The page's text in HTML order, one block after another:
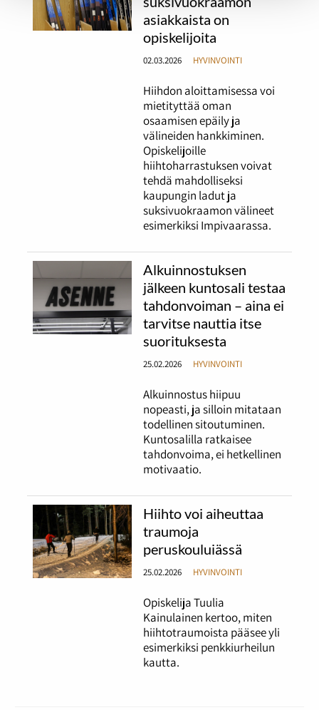
asiakkaista on
opiskelijoita
02.03.2026 HYVINVOINTI
Hiihdon aloittamisessa voi
mietityttää oman
osaamisen epäily ja
välineiden hankkiminen.
Opiskelijoille
hiihtoharrastuksen voivat
tehdä mahdolliseksi
kaupungin ladut ja
suksivuokraamon välineet
esimerkiksi Impivaarassa.
Alkuinnostuksen
jälkeen kuntosali testaa
tahdonvoiman – aina ei
tarvitse nauttia itse
suorituksesta
25.02.2026 HYVINVOINTI
Alkuinnostus hiipuu
nopeasti, ja silloin mitataan
todellinen sitoutuminen.
Kuntosalilla ratkaisee
tahdonvoima, ei hetkellinen
motivaatio.
Hiihto voi aiheuttaa
traumoja
peruskouluiässä
25.02.2026 HYVINVOINTI
Opiskelija Tuulia
Kainulainen kertoo, miten
hiihtotraumoista pääsee yli
esimerkiksi penkkiurheilun
kautta.